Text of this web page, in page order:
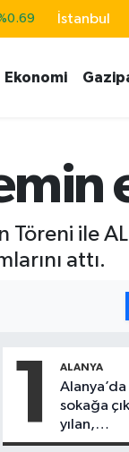
%0.1
%48
İstanbul
Ekonomi
ile
attı.
1 ALANYA
Alanya’da
sokağa
yılan,
vatandaşı